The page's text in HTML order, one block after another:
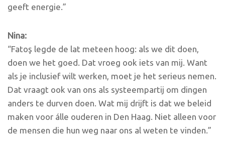
geeft energie.”
Nina:
“Fatoş legde de lat meteen hoog: als we dit doen,
doen we het goed. Dat vroeg ook iets van mij. Want
als je inclusief wilt werken, moet je het serieus nemen.
Dat vraagt ook van ons als systeempartij om dingen
anders te durven doen. Wat mij drijft is dat we beleid
maken voor álle ouderen in Den Haag. Niet alleen voor
de mensen die hun weg naar ons al weten te vinden.”